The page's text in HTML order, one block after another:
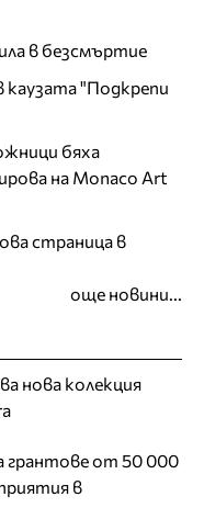
в безсмъртие
каузата "Подкрепи
бяха
на Monaco Art
страница в
още новини...
нова колекция
грантове от 50 000
в